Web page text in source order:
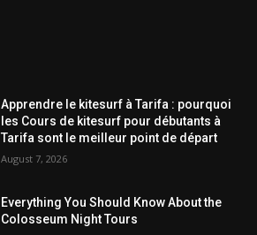
Apprendre le kitesurf à Tarifa : pourquoi
les Cours de kitesurf pour débutants à
Tarifa sont le meilleur point de départ
August 7, 2026
Everything You Should Know About the
Colosseum Night Tours